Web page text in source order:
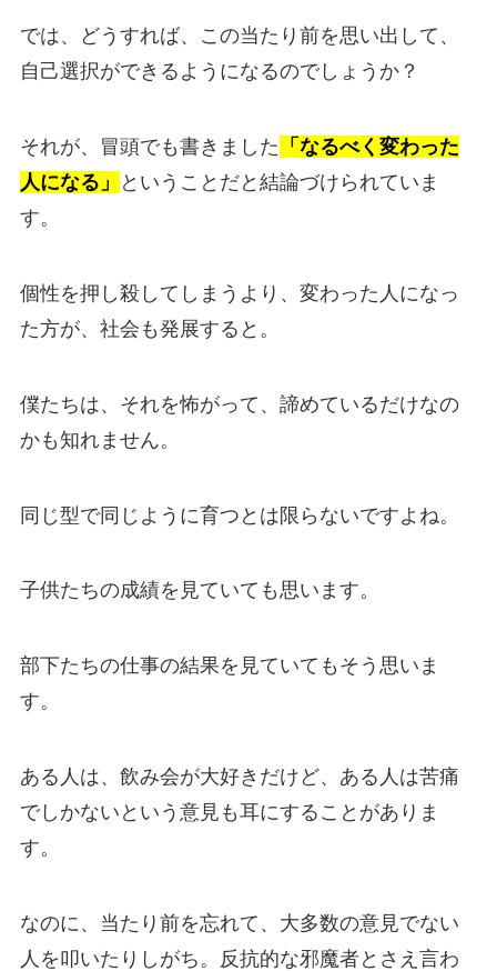
では、どうすれば、この当たり前を思い出して、
自己選択ができるようになるのでしょうか？
それが、冒頭でも書きました 「なるべく変わった
人になる」
ということだと結論づけられていま
す。
個性を押し殺してしまうより、変わった人になっ
た方が、社会も発展すると。
僕たちは、それを怖がって、諦めているだけなの
かも知れません。
同じ型で同じように育つとは限らないですよね。
子供たちの成績を見ていても思います。
部下たちの仕事の結果を見ていてもそう思いま
す。
ある人は、飲み会が大好きだけど、ある人は苦痛
でしかないという意見も耳にすることがありま
す。
なのに、当たり前を忘れて、大多数の意見でない
人を叩いたりしがち。反抗的な邪魔者とさえ言わ